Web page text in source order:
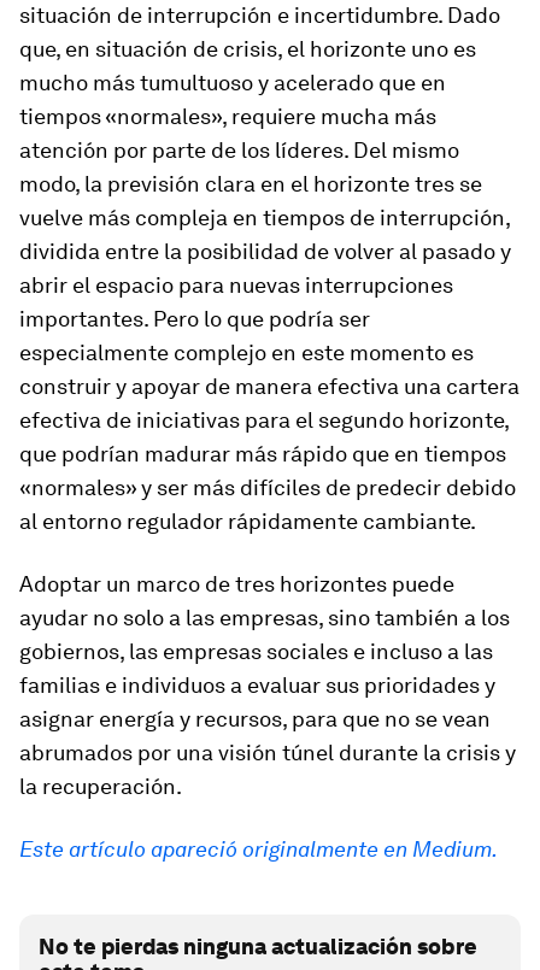
situación de interrupción e incertidumbre. Dado
que, en situación de crisis, el horizonte uno es
mucho más tumultuoso y acelerado que en
tiempos «normales», requiere mucha más
atención por parte de los líderes. Del mismo
modo, la previsión clara en el horizonte tres se
vuelve más compleja en tiempos de interrupción,
dividida entre la posibilidad de volver al pasado y
abrir el espacio para nuevas interrupciones
importantes. Pero lo que podría ser
especialmente complejo en este momento es
construir y apoyar de manera efectiva una cartera
efectiva de iniciativas para el segundo horizonte,
que podrían madurar más rápido que en tiempos
«normales» y ser más difíciles de predecir debido
al entorno regulador rápidamente cambiante.
Adoptar un marco de tres horizontes puede
ayudar no solo a las empresas, sino también a los
gobiernos, las empresas sociales e incluso a las
familias e individuos a evaluar sus prioridades y
asignar energía y recursos, para que no se vean
abrumados por una visión túnel durante la crisis y
la recuperación.
Este artículo apareció originalmente en Medium.
No te pierdas ninguna actualización sobre